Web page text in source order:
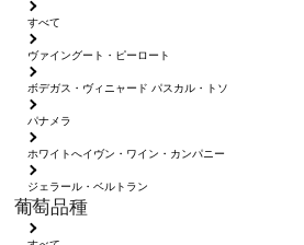
すべて
ヴァイングート・ピーロート
ボデガス・ヴィニャード パスカル・トソ
パナメラ
ホワイトへイヴン・ワイン・カンパニー
ジェラール・ベルトラン
葡萄品種